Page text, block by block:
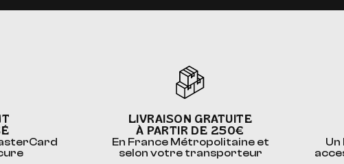
LIVRAISON GRATUITE
À PARTIR DE 250€
En France Métropolitaine et
selon votre transporteur